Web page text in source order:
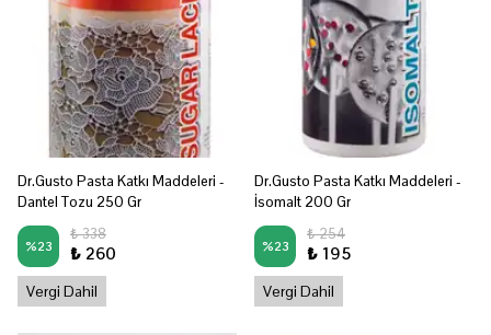
Dr.Gusto Pasta Katkı Maddeleri -
Dantel Tozu 250 Gr
%23
₺ 338
₺ 260
Vergi Dahil
Dr.Gusto Pasta Katkı Maddeleri -
İsomalt 200 Gr
%23
₺ 254
₺ 195
Vergi Dahil